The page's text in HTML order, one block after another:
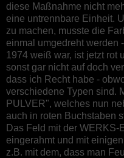
diese Maßnahme nicht
eine untrennbare Einheit.
zu machen, musste die
einmal umgedreht werden
1974 weiß war, ist jetzt rot
sonst gar nicht auf doch
dass ich Recht habe -
verschiedene Typen sind.
PULVER", welches nun
auch in roten Buchstaben
Das Feld mit der
eingerahmt und mit
z.B. mit dem, dass man